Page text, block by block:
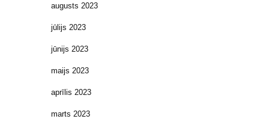
augusts 2023
jūlijs 2023
jūnijs 2023
maijs 2023
aprīlis 2023
marts 2023